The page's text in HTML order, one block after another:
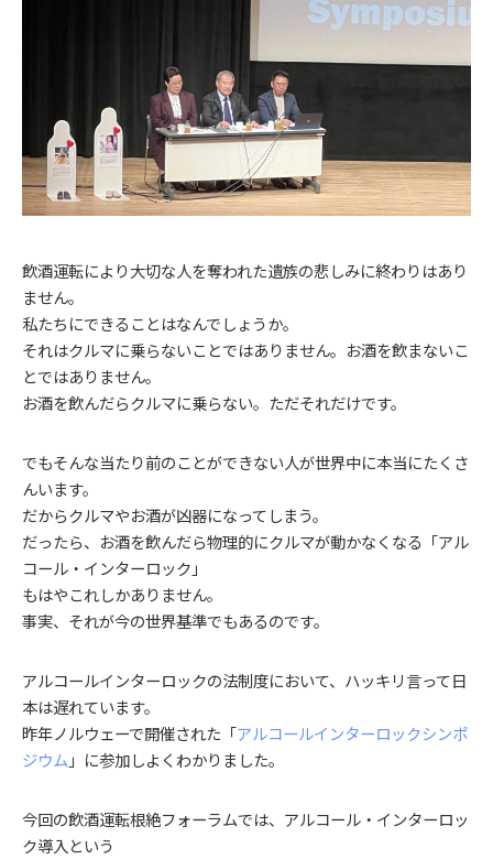
飲酒運転により大切な人を奪われた遺族の悲しみに終わりはあり
ません。
私たちにできることはなんでしょうか。
それはクルマに乗らないことではありません。お酒を飲まないこ
とではありません。
お酒を飲んだらクルマに乗らない。ただそれだけです。
でもそんな当たり前のことができない人が世界中に本当にたくさ
んいます。
だからクルマやお酒が凶器になってしまう。
だったら、お酒を飲んだら物理的にクルマが動かなくなる「アル
コール・インターロック」
もはやこれしかありません。
事実、それが今の世界基準でもあるのです。
アルコールインターロックの法制度において、ハッキリ言って日
本は遅れています。
昨年ノルウェーで開催された「アルコールインターロックシンポ
ジウム 」に参加しよくわかりました。
今回の飲酒運転根絶フォーラムでは、アルコール・インターロッ
ク導入という